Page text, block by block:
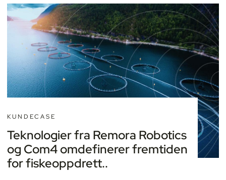
KUNDECASE
Teknologier fra Remora Robotics
og Com4 omdefinerer fremtiden
for fiskeoppdrett..